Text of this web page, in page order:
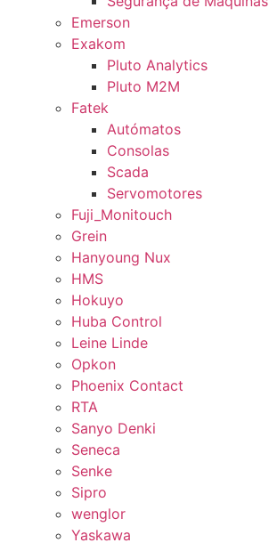
Emerson
Exakom
Pluto Analytics
Pluto M2M
Fatek
Autómatos
Consolas
Scada
Servomotores
Fuji_Monitouch
Grein
Hanyoung Nux
HMS
Hokuyo
Huba Control
Leine Linde
Opkon
Phoenix Contact
RTA
Sanyo Denki
Seneca
Senke
Sipro
wenglor
Yaskawa